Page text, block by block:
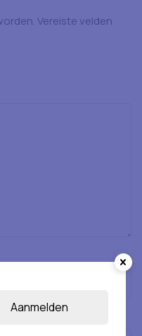
Vereiste velden
Aanmelden